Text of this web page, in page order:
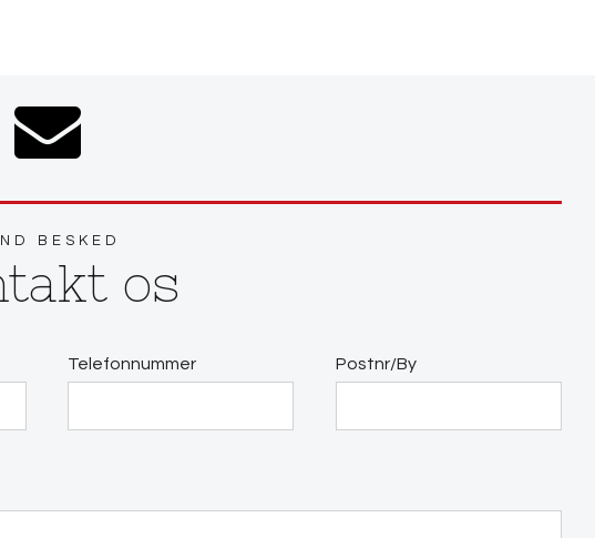
BESKED
os
Telefonnummer Postnr/By